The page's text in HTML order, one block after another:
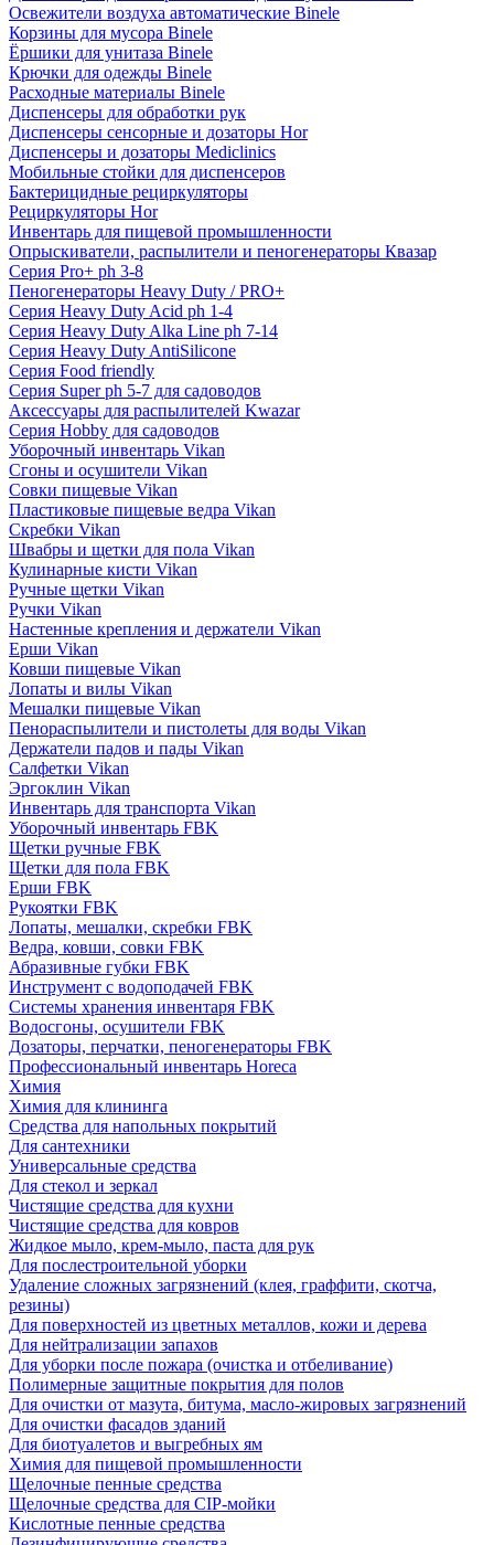
Освежители воздуха автоматические Binele
Корзины для мусора Binele
Ёршики для унитаза Binele
Крючки для одежды Binele
Расходные материалы Binele
Диспенсеры для обработки рук
Диспенсеры сенсорные и дозаторы Hor
Диспенсеры и дозаторы Mediclinics
Мобильные стойки для диспенсеров
Бактерицидные рециркуляторы
Рециркуляторы Hor
Инвентарь для пищевой промышленности
Опрыскиватели, распылители и пеногенераторы Квазар
Серия Pro+ ph 3-8
Пеногенераторы Heavy Duty / PRO+
Серия Heavy Duty Acid ph 1-4
Серия Heavy Duty Alka Line ph 7-14
Серия Heavy Duty AntiSilicone
Серия Food friendly
Серия Super ph 5-7 для садоводов
Аксессуары для распылителей Kwazar
Серия Hobby для садоводов
Уборочный инвентарь Vikan
Сгоны и осушители Vikan
Совки пищевые Vikan
Пластиковые пищевые ведра Vikan
Скребки Vikan
Швабры и щетки для пола Vikan
Кулинарные кисти Vikan
Ручные щетки Vikan
Ручки Vikan
Настенные крепления и держатели Vikan
Ерши Vikan
Ковши пищевые Vikan
Лопаты и вилы Vikan
Мешалки пищевые Vikan
Пенораспылители и пистолеты для воды Vikan
Держатели падов и пады Vikan
Салфетки Vikan
Эргоклин Vikan
Инвентарь для транспорта Vikan
Уборочный инвентарь FBK
Щетки ручные FBK
Щетки для пола FBK
Ерши FBK
Рукоятки FBK
Лопаты, мешалки, скребки FBK
Ведра, ковши, совки FBK
Абразивные губки FBK
Инструмент с водоподачей FBK
Системы хранения инвентаря FBK
Водосгоны, осушители FBK
Дозаторы, перчатки, пеногенераторы FBK
Профессиональный инвентарь Horeca
Химия
Химия для клининга
Средства для напольных покрытий
Для сантехники
Универсальные средства
Для стекол и зеркал
Чистящие средства для кухни
Чистящие средства для ковров
Жидкое мыло, крем-мыло, паста для рук
Для послестроительной уборки
Удаление сложных загрязнений (клея, граффити, скотча,
резины)
Для поверхностей из цветных металлов, кожи и дерева
Для нейтрализации запахов
Для уборки после пожара (очистка и отбеливание)
Полимерные защитные покрытия для полов
Для очистки от мазута, битума, масло-жировых загрязнений
Для очистки фасадов зданий
Для биотуалетов и выгребных ям
Химия для пищевой промышленности
Щелочные пенные средства
Щелочные средства для CIP-мойки
Кислотные пенные средства